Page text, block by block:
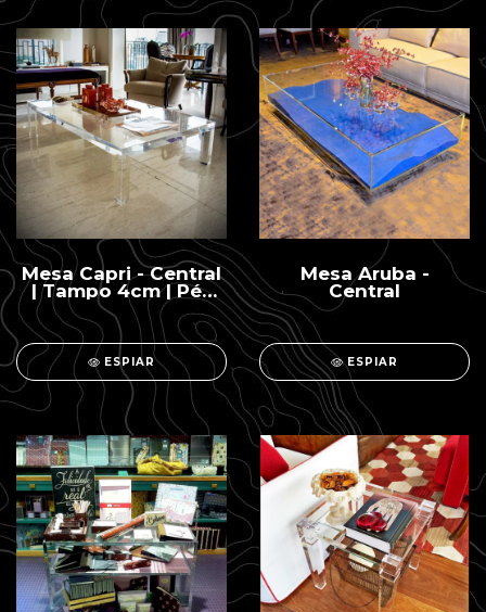
Mesa Capri - Central
| Tampo 4cm | Pés
6cm
ESPIAR
Mesa Aruba -
Central
ESPIAR